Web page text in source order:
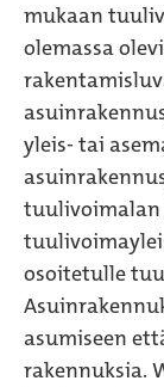
mukaan
olemassa
yleis- tai
tuulivoimalan
osoitetulle
asumiseen
rakennuksia.